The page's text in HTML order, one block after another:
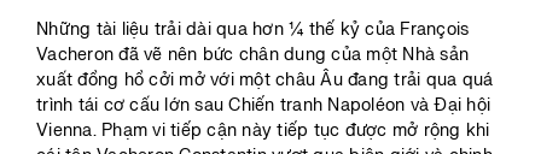
Những tài liệu trải dài qua hơn ¼ thế kỷ của François
Vacheron đã vẽ nên bức chân dung của một Nhà sản
xuất đồng hồ cởi mở với một châu Âu đang trải qua quá
trình tái cơ cấu lớn sau Chiến tranh Napoléon và Đại hội
Vienna. Phạm vi tiếp cận này tiếp tục được mở rộng khi